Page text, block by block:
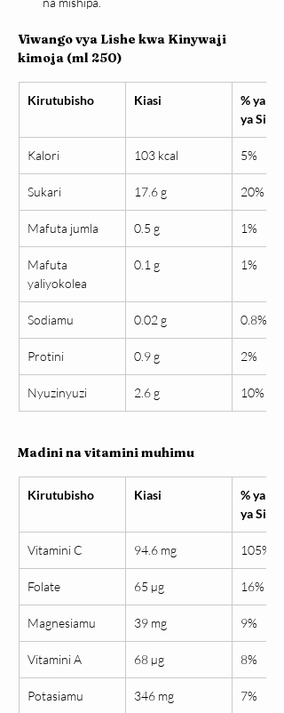
Viwango vya Lishe kwa Kinywaji
kimoja (ml 250)
Kirutubisho Kiasi
% ya
ya Siku
Kalori 103 kcal 5%
Sukari 17.6 g 20%
Mafuta jumla 0.5 g 1%
Mafuta
yaliyokolea
0.1 g 1%
Sodiamu 0.02 g 0.8%
Protini 0.9 g 2%
Nyuzinyuzi 2.6 g 10%
Madini na vitamini muhimu
Kirutubisho Kiasi
% ya
ya Siku
Vitamini C 94.6 mg 105%
Folate 65 µg 16%
Magnesiamu 39 mg 9%
Vitamini A 68 µg 8%
Potasiamu 346 mg 7%